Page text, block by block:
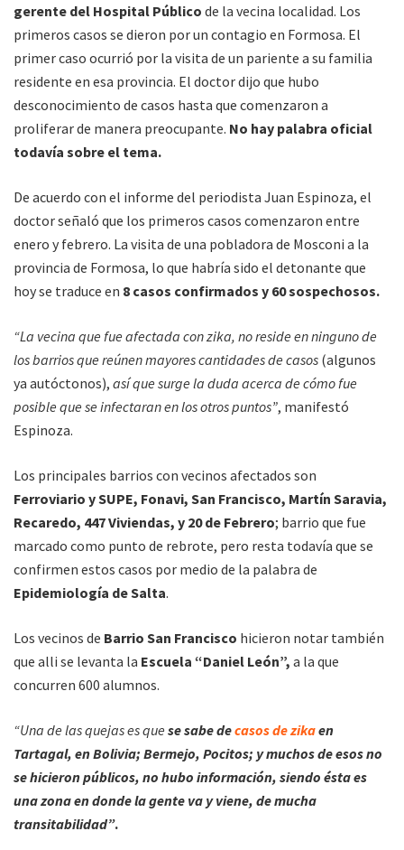
gerente del Hospital Público de la vecina localidad. Los
primeros casos se dieron por un contagio en Formosa. El
primer caso ocurrió por la visita de un pariente a su familia
residente en esa provincia. El doctor dijo que hubo
desconocimiento de casos hasta que comenzaron a
proliferar de manera preocupante. No hay palabra oficial
todavía sobre el tema.
De acuerdo con el informe del periodista Juan Espinoza, el
doctor señaló que los primeros casos comenzaron entre
enero y febrero. La visita de una pobladora de Mosconi a la
provincia de Formosa, lo que habría sido el detonante que
hoy se traduce en 8 casos confirmados y 60 sospechosos.
“La vecina que fue afectada con zika, no reside en ninguno de
los barrios que reúnen mayores cantidades de casos (algunos
ya autóctonos), así que surge la duda acerca de cómo fue
posible que se infectaran en los otros puntos”, manifestó
Espinoza.
Los principales barrios con vecinos afectados son
Ferroviario y SUPE, Fonavi, San Francisco, Martín Saravia,
Recaredo, 447 Viviendas, y 20 de Febrero; barrio que fue
marcado como punto de rebrote, pero resta todavía que se
confirmen estos casos por medio de la palabra de
Epidemiología de Salta.
Los vecinos de Barrio San Francisco hicieron notar también
que alli se levanta la Escuela “Daniel León”, a la que
concurren 600 alumnos.
“Una de las quejas es que se sabe decasos de zikaen
Tartagal, en Bolivia; Bermejo, Pocitos; y muchos de esos no
se hicieron públicos, no hubo información, siendo ésta es
una zona en donde la gente va y viene, de mucha
transitabilidad”.